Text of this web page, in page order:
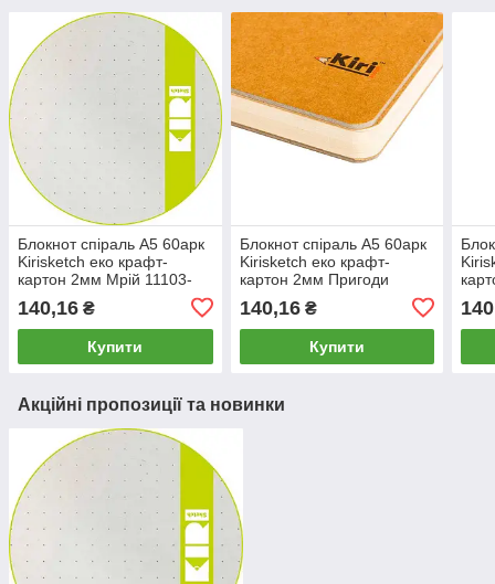
Блокнот спіраль А5 60арк
Kirisketch еко крафт-
картон 2мм Мрій 11103-
140,16 ₴
Купити
Блокнот спіраль А5 60арк
Kirisketch еко крафт-
картон 2мм Пригоди
140,16₴
Купити
Акційні пропозиції та новинки